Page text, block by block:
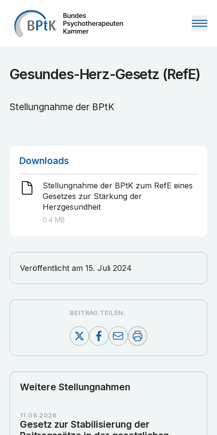
Zum Inhalt springen
Gesundes-Herz-Gesetz (RefE)
Stellungnahme der BPtK
Downloads
Stellungnahme der BPtK zum RefE eines
Gesetzes zur Stärkung der
Herzgesundheit
0.4 MB
Veröffentlicht am 15. Juli 2024
BEITRAG TEILEN:
Weitere Stellungnahmen
11.06.2026
Gesetz zur Stabilisierung der